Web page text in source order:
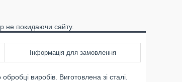
не покидаючи сайту.
Інформація для замовлення
виробів. Виготовлена зі сталі.